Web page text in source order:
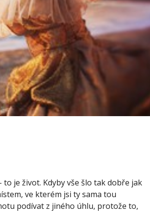
je život. Kdyby vše šlo tak dobře jak
ve kterém jsi ty sama tou
podívat z jiného úhlu, protože to,